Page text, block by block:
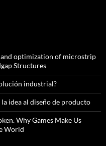
optimization of microstrip
Structures
industrial?
la idea al diseño de producto
Why Games Make Us
World